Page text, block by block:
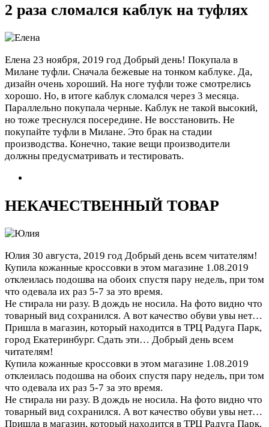
2 раза сломался каблук на туфлях
Елена 23 ноября, 2019 год Добрый день! Покупала в
Милане туфли. Сначала бежевые на тонком каблуке. Да,
дизайн очень хороший. На ноге туфли тоже смотрелись
хорошо. Но, в итоге каблук сломался через 3 месяца.
Параллельно покупала черные. Каблук не такой высокий,
но тоже треснулся посередине. Не восстановить. Не
покупайте туфли в Милане. Это брак на стадии
производства. Конечно, такие вещи производители
должны предусматривать и тестировать.
НЕКАЧЕСТВЕННЫЙ ТОВАР
Юлия 30 августа, 2019 год Добрый день всем читателям!
Купила кожанные кроссовки в этом магазине 1.08.2019
отклеилась подошва на обоих спустя пару недель, при том
что одевала их раз 5-7 за это время.
Не стирала ни разу. В дождь не носила. На фото видно что
товарный вид сохранился. А вот качество обуви увы нет…
Пришла в магазин, который находится в ТРЦ Радуга Парк,
город Екатеринбург. Сдать эти… Добрый день всем
читателям!
Купила кожанные кроссовки в этом магазине 1.08.2019
отклеилась подошва на обоих спустя пару недель, при том
что одевала их раз 5-7 за это время.
Не стирала ни разу. В дождь не носила. На фото видно что
товарный вид сохранился. А вот качество обуви увы нет…
Пришла в магазин, который находится в ТРЦ Радуга Парк,